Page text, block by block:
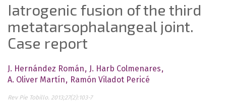
Iatrogenic fusion of the third
metatarsophalangeal joint.
Case report
J. Hernández Román
J. Harb Colmenares
A. Oliver Martín
Ramón Viladot Pericé
Rev Pie Tobillo. 2013;27(2):103-7